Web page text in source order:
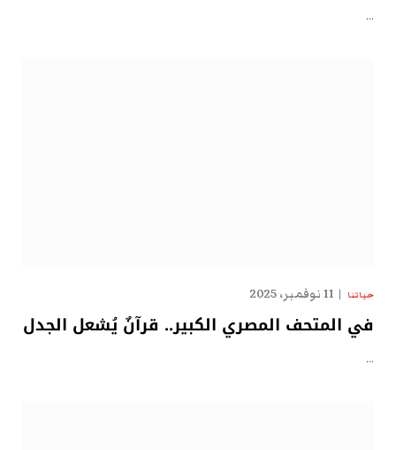
…
حياتنا 11 نوفمبر، 2025
في المتحف المصري الكبير.. قرآنٌ يُشعل الجدل
…